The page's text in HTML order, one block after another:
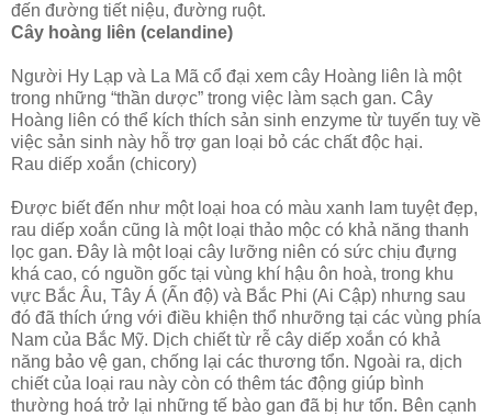
đến đường tiết niệu, đường ruột.
Cây hoàng liên (celandine)
Người Hy Lạp và La Mã cổ đại xem cây Hoàng liên là một
trong những “thần dược” trong việc làm sạch gan. Cây
Hoàng liên có thể kích thích sản sinh enzyme từ tuyến tuỵ về
việc sản sinh này hỗ trợ gan loại bỏ các chất độc hại.
Rau diếp xoắn (chicory)
Được biết đến như một loại hoa có màu xanh lam tuyệt đẹp,
rau diếp xoắn cũng là một loại thảo mộc có khả năng thanh
lọc gan. Đây là một loại cây lưỡng niên có sức chịu đựng
khá cao, có nguồn gốc tại vùng khí hậu ôn hoà, trong khu
vực Bắc Âu, Tây Á (Ấn độ) và Bắc Phi (Ai Cập) nhưng sau
đó đã thích ứng với điều khiện thổ nhưỡng tại các vùng phía
Nam của Bắc Mỹ. Dịch chiết từ rễ cây diếp xoắn có khả
năng bảo vệ gan, chống lại các thương tổn. Ngoài ra, dịch
chiết của loại rau này còn có thêm tác động giúp bình
thường hoá trở lại những tế bào gan đã bị hư tổn. Bên cạnh